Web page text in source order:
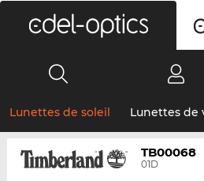
Lunettes de soleil Lunettes de
TB00068
01D